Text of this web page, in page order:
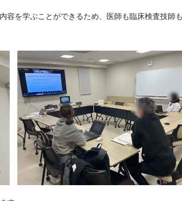
容を学ぶことができるため、医師も臨床検査技師